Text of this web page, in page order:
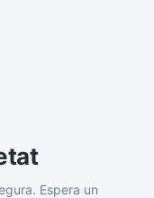
Espera un